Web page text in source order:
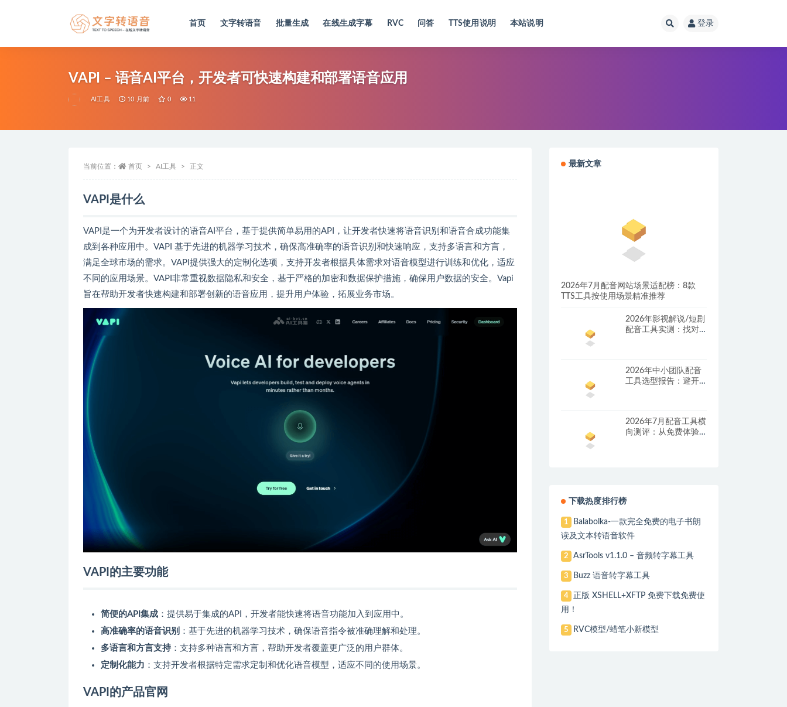
首页 文字转语音 批量生成 在线生成字幕 RVC 问答 TTS使用说明 本站说明 登录
VAPI – 语音AI平台，开发者可快速构建和部署语音应用
AI工具 10 月前 0 11
当前位置： 首页 AI工具 正文
VAPI是什么
VAPI是一个为开发者设计的语音AI平台，基于提供简单易用的API，让开发者快速将语音识别和语音合成功能集
成到各种应用中。VAPI 基于先进的机器学习技术，确保高准确率的语音识别和快速响应，支持多语言和方言，
满足全球市场的需求。VAPI提供强大的定制化选项，支持开发者根据具体需求对语音模型进行训练和优化，适应
不同的应用场景。VAPI非常重视数据隐私和安全，基于严格的加密和数据保护措施，确保用户数据的安全。Vapi
旨在帮助开发者快速构建和部署创新的语音应用，提升用户体验，拓展业务市场。
VAPI的主要功能
简便的API集成 ：提供易于集成的API，开发者能快速将语音功能加入到应用中。
高准确率的语音识别 ：基于先进的机器学习技术，确保语音指令被准确理解和处理。
多语言和方言支持：支持多种语言和方言，帮助开发者覆盖更广泛的用户群体。
定制化能力 ：支持开发者根据特定需求定制和优化语音模型，适应不同的使用场景。
VAPI的产品官网
最新文章
2026年7月配音网站场景适配榜：8款
TTS工具按使用场景精准推荐
2026年影视解说/短剧
配音工具实测：找对
2026年中小团队配音
工具选型报告：避开
2026年7月配音工具横
向测评：从免费体验
下载热度排行榜
1
Balabolka-一款完全免费的电子书朗
读及文本转语音软件
2 AsrTools v1.1.0 – 音频转字幕工具
3 Buzz 语音转字幕工具
4
正版 XSHELL+XFTP 免费下载免费使
用！
5 RVC模型/蜡笔小新模型